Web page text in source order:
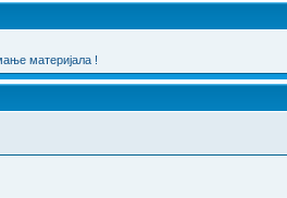
материјала !